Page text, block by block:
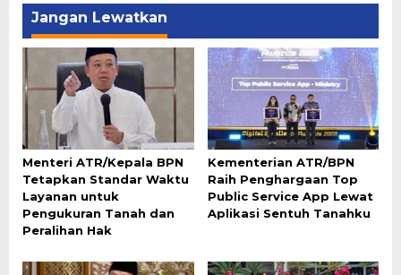
Jangan Lewatkan
Menteri ATR/Kepala BPN
Tetapkan Standar Waktu
Layanan untuk
Pengukuran Tanah dan
Peralihan Hak
Kementerian ATR/BPN
Raih Penghargaan Top
Public Service App Lewat
Aplikasi Sentuh Tanahku